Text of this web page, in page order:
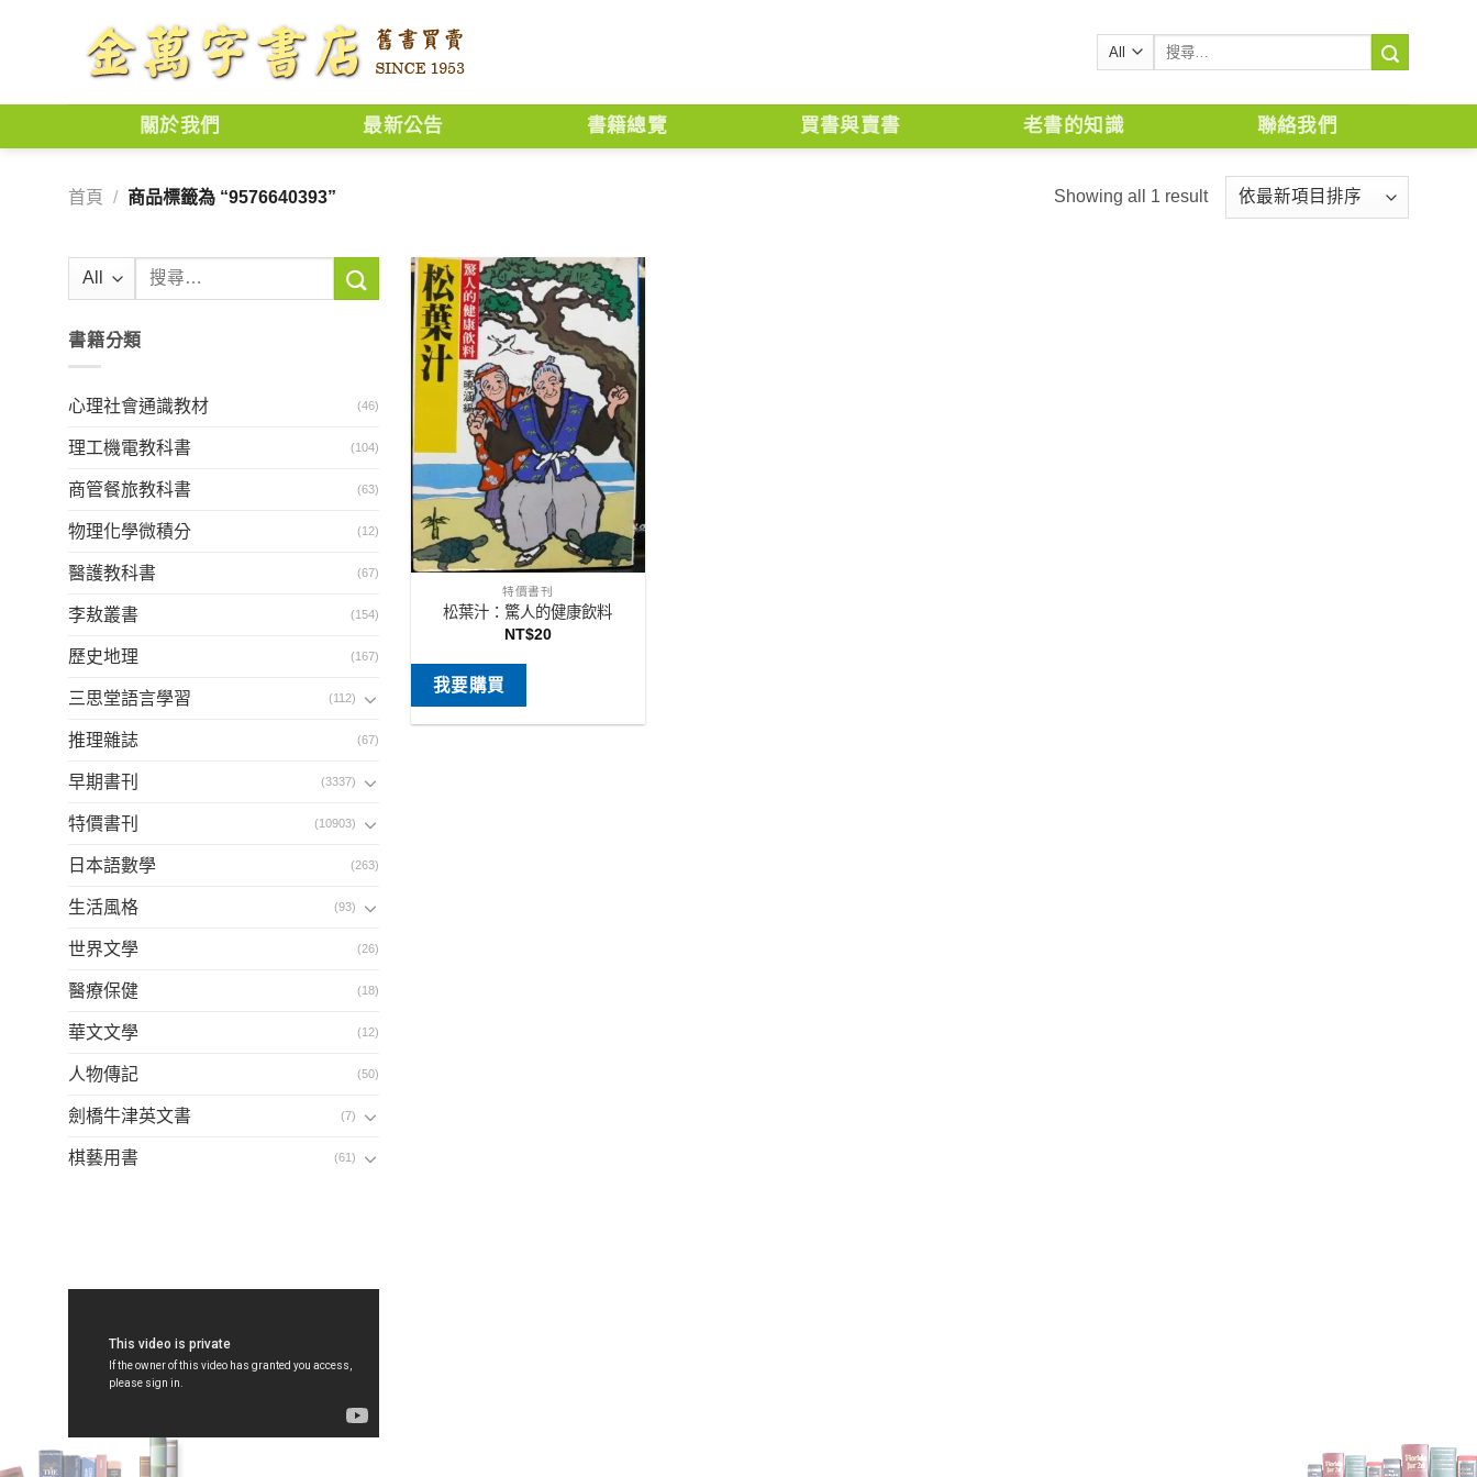
搜
鍵
關於我們 最新公告 書籍總覽 買書與賣書 老書的知識 聯絡我們
首頁 / 商品標籤為 “9576640393” Showing all 1 result
搜
鍵
書籍分類
心理社會通識教材 (46)
理工機電教科書 (104)
商管餐旅教科書 (63)
物理化學微積分 (12)
醫護教科書 (67)
李敖叢書 (154)
歷史地理 (167)
三思堂語言學習 (112)
推理雜誌 (67)
早期書刊 (3337)
特價書刊 (10903)
日本語數學 (263)
生活風格 (93)
世界文學 (26)
醫療保健 (18)
華文文學 (12)
人物傳記 (50)
劍橋牛津英文書 (7)
棋藝用書 (61)
特價書刊
松葉汁：驚人的健康飲料
NT$20
我要購買